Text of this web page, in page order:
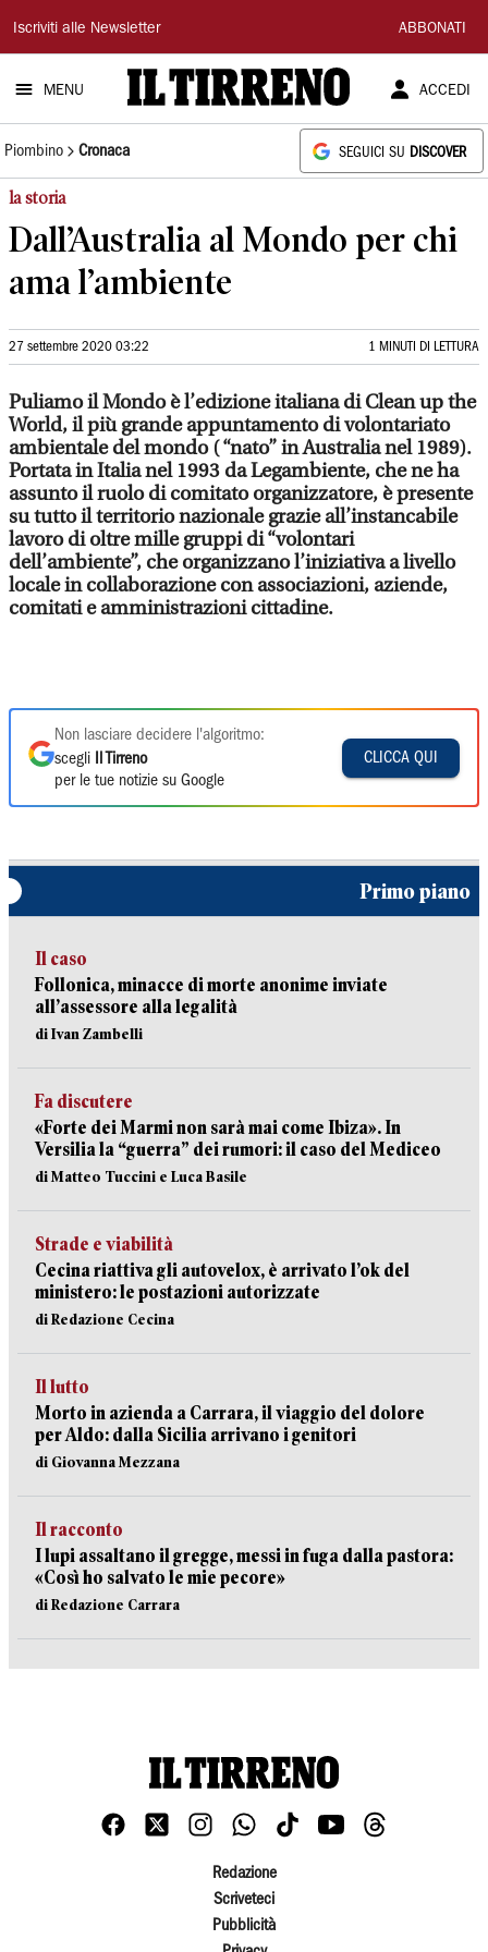
Il
Tirreno
Iscriviti alle Newsletter ABBONATI
MENU ACCEDI
Piombino Cronaca SEGUICI SU DISCOVER
la storia
Dall’Australia al Mondo per chi
ama l’ambiente
27 settembre 2020 03:22 1 MINUTI DI LETTURA
Puliamo il Mondo è l’edizione italiana di Clean up the
World, il più grande appuntamento di volontariato
ambientale del mondo ( “nato” in Australia nel 1989).
Portata in Italia nel 1993 da Legambiente, che ne ha
assunto il ruolo di comitato organizzatore, è presente
su tutto il territorio nazionale grazie all’instancabile
lavoro di oltre mille gruppi di “volontari
dell’ambiente”, che organizzano l’iniziativa a livello
locale in collaborazione con associazioni, aziende,
comitati e amministrazioni cittadine.
Non lasciare decidere l'algoritmo:
scegli
Il Tirreno
per le tue notizie su Google
CLICCA QUI
Primo piano
Il caso
Follonica, minacce di morte anonime inviate
all’assessore alla legalità
di Ivan Zambelli
Fa discutere
«Forte dei Marmi non sarà mai come Ibiza». In
Versilia la “guerra” dei rumori: il caso del Mediceo
di Matteo Tuccini e Luca Basile
Strade e viabilità
Cecina riattiva gli autovelox, è arrivato l’ok del
ministero: le postazioni autorizzate
di Redazione Cecina
Il lutto
Morto in azienda a Carrara, il viaggio del dolore
per Aldo: dalla Sicilia arrivano i genitori
di Giovanna Mezzana
Il racconto
I lupi assaltano il gregge, messi in fuga dalla pastora:
«Così ho salvato le mie pecore»
di Redazione Carrara
Redazione
Scriveteci
Pubblicità